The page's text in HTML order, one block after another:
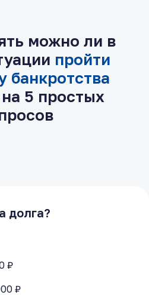
можно ли в
пройти
банкротства
на 5 простых
долга?
₽
₽